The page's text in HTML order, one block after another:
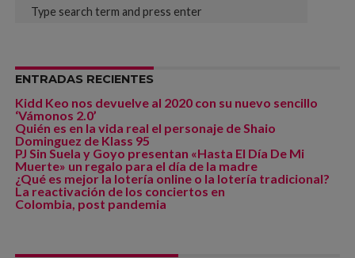
ENTRADAS RECIENTES
Kidd Keo nos devuelve al 2020 con su nuevo sencillo
‘Vámonos 2.0’
Quién es en la vida real el personaje de Shaio
Dominguez de Klass 95
PJ Sin Suela y Goyo presentan «Hasta El Día De Mi
Muerte» un regalo para el día de la madre
¿Qué es mejor la lotería online o la lotería tradicional?
La reactivación de los conciertos en
Colombia, post pandemia